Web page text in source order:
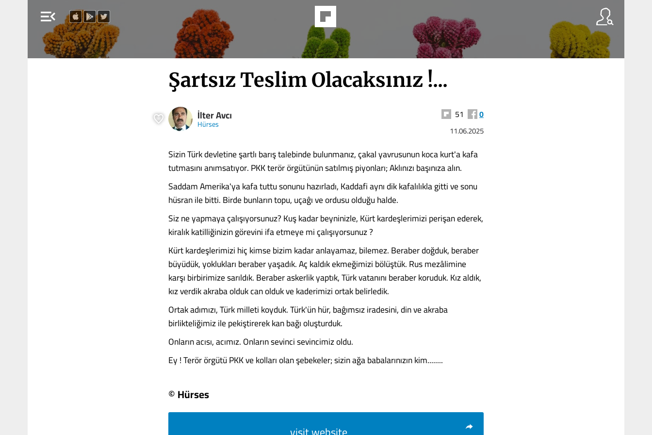
menu_open
Şartsız Teslim Olacaksınız !...
İlter Avcı
Hürses
51 0
11.06.2025
Sizin Türk devletine şartlı barış talebinde bulunmanız, çakal yavrusunun koca kurt'a kafa
tutmasını anımsatıyor. PKK terör örgütünün satılmış piyonları; Aklınızı başınıza alın.
Saddam Amerika'ya kafa tuttu sonunu hazırladı, Kaddafi aynı dik kafalılıkla gitti ve sonu
hüsran ile bitti. Birde bunların topu, uçaĝı ve ordusu olduğu halde.
Siz ne yapmaya çalışıyorsunuz? Kuş kadar beyninizle, Kürt kardeşlerimizi perişan ederek,
kiralık katilliğinizin görevini ifa etmeye mi çalışıyorsunuz ?
Kürt kardeşlerimizi hiç kimse bizim kadar anlayamaz, bilemez. Beraber doğduk, beraber
büyüdük, yoklukları beraber yaşadık. Aç kaldık ekmeğimizi bölüştük. Rus mezâlimine
karşı birbirimize sarıldık. Beraber askerlik yaptık, Türk vatanını beraber koruduk. Kız aldık,
kız verdik akraba olduk can olduk ve kaderimizi ortak belirledik.
Ortak adımızı, Türk milleti koyduk. Türk'ün hür, baĝımsız iradesini, din ve akraba
birlikteliğimiz ile pekiştirerek kan bağı oluşturduk.
Onların acısı, acımız. Onların sevinci sevincimiz oldu.
Ey ! Terör örgütü PKK ve kolları olan şebekeler; sizin ağa babalarınızın kim........
© Hürses